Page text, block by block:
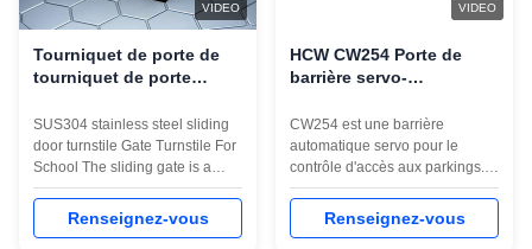
VIDEO
Tourniquet de porte de
tourniquet de porte
inoxydable SUS304 pour
l'école
SUS304 stainless steel sliding
door turnstile Gate Turnstile For
School The sliding gate is a
high-end horizontal pedestrian
gate. It is equipped with a high-
quality DC brushless motor and
Renseignez-vous
VIDEO
HCW CW254 Porte de
barrière servo-
indicateur LED pour
contrôle d'accès au
parking
CW254 est une barrière
automatique servo pour le
contrôle d'accès aux parkings. Il
dispose d'un servomoteur de
200 W, d'une vitesse réglable de
1 à 3 s / 3 à 6 s, d'une protection
Renseignez-vous